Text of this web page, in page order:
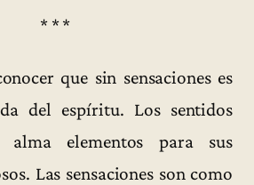
* * *
que sin sensaciones es
del espíritu. Los sentidos
alma elementos para sus
Las sensaciones son como